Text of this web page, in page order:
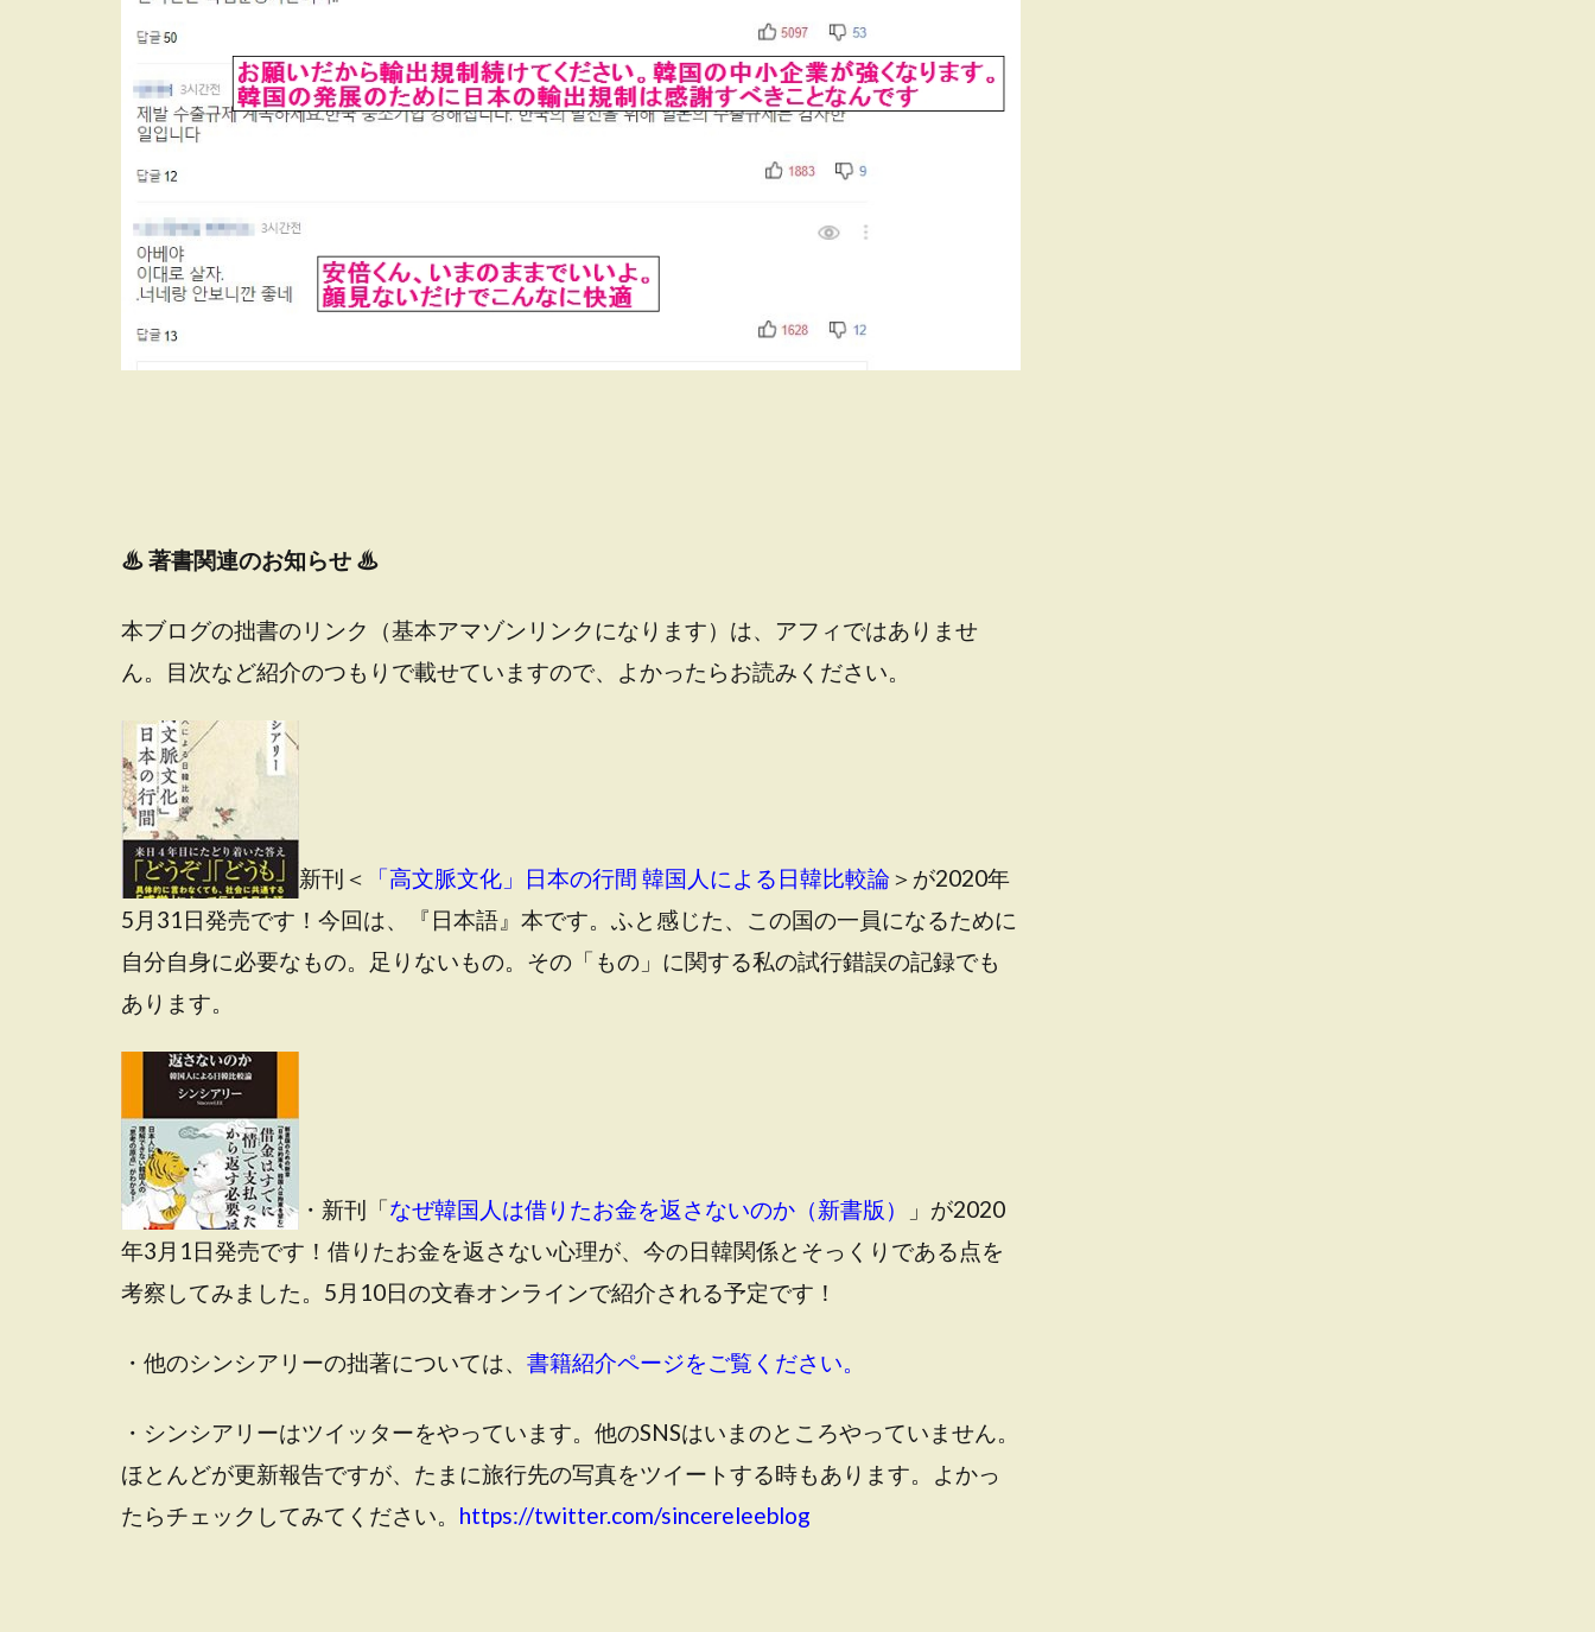
♨著書関連のお知らせ ♨
本ブログの拙書のリンク（基本アマゾンリンクになります）は、アフィではありませ
ん。目次など紹介のつもりで載せていますので、よかったらお読みください。
新刊＜ 「高文脈文化」日本の行間 韓国人による日韓比較論 ＞が2020年
5月31日発売です！今回は、『日本語』本です。ふと感じた、この国の一員になるために
自分自身に必要なもの。足りないもの。その「もの」に関する私の試行錯誤の記録でも
あります。
・新刊「なぜ韓国人は借りたお金を返さないのか（新書版）
」が2020
年3月1日発売です！借りたお金を返さない心理が、今の日韓関係とそっくりである点を
考察してみました。5月10日の文春オンラインで紹介される予定です！
・他のシンシアリーの拙著については、 書籍紹介ページをご覧ください。
・シンシアリーはツイッターをやっています。他のSNSはいまのところやっていません。
ほとんどが更新報告ですが、たまに旅行先の写真をツイートする時もあります。よかっ
たらチェックしてみてください。 https://twitter.com/sincereleeblog